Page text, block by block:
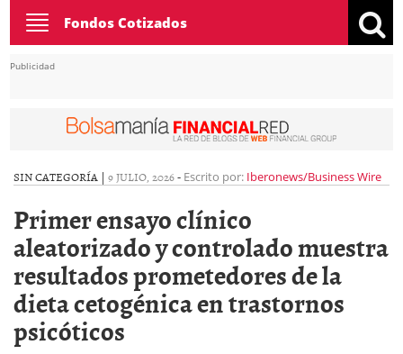
Toggle
navigation
Fondos Cotizados
Publicidad
SIN CATEGORÍA | 9 JULIO, 2026- Escrito por: Iberonews/Business Wire
Primer ensayo clínico
aleatorizado y controlado muestra
resultados prometedores de la
dieta cetogénica en trastornos
psicóticos